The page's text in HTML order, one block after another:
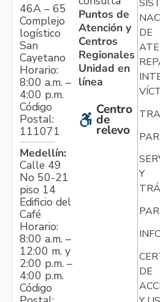
46A – 65
Complejo
logístico
San
Cayetano
Horario:
8:00 a.m. –
4:00 p.m.
Código
Postal:
111071
Medellín:
Calle 49
No 50-21
piso 14
Edificio del
Café
Horario:
8:00 a.m. –
12:00 m. y
2:00 p.m. –
4:00 p.m.
Código
Puntos de
Atención y
Centros
Regionales
Unidad en
línea
Centro
de
relevo
DE
Y
DE